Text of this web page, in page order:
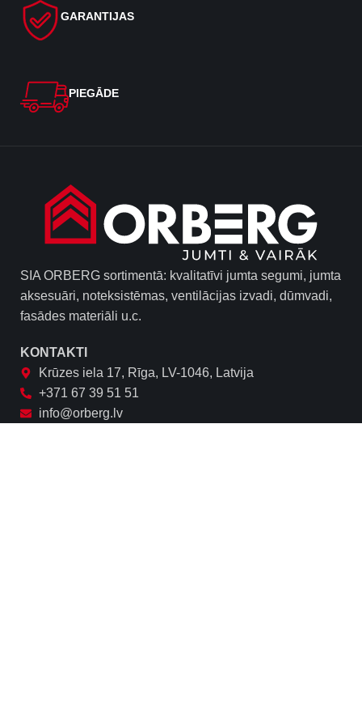
GARANTIJAS
PIEGĀDE
SIA ORBERG sortimentā: kvalitatīvi jumta segumi, jumta
aksesuāri, noteksistēmas, ventilācijas izvadi, dūmvadi,
fasādes materiāli u.c.
KONTAKTI
Krūzes iela 17, Rīga, LV-1046, Latvija
+371 67 39 51 51
info@orberg.lv